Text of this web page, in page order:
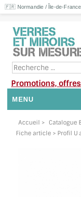
🇫🇷 Normandie / Île-de-France
Promotions,
MENU
NOUS
Accueil > Catalogue
Fiche article > Profil